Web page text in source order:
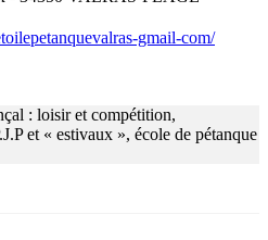
gmail-com/
: loisir et compétition,
et « estivaux », école de pétanque